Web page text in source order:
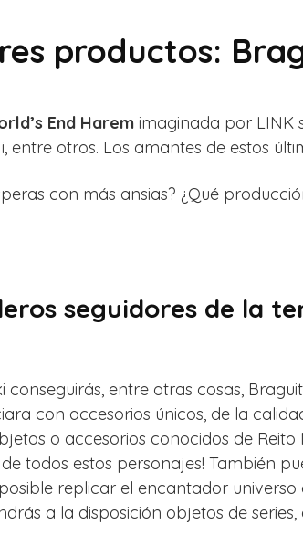
productos:
End Harem imaginada por LINK
entre otros. Los amantes de estos
con más ansias? ¿Qué
seguidores de la
entre otras cosas,
con accesorios únicos, de la
o accesorios conocidos de Reito
todos estos personajes! También
replicar el encantador
a la disposición objetos de